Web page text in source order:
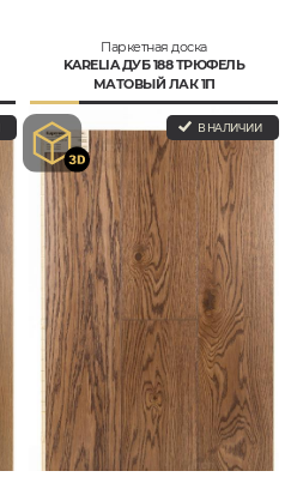
Паркетная доска
KARELIA ДУБ 188 ТРЮФЕЛЬ
МАТОВЫЙ ЛАК 1П
В НАЛИЧИИ